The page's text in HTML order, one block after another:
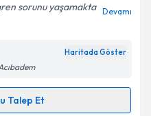
ilişkin
Aydınlatma
verilerimin belirtilen
kabul ediyorum.
sorunu yaşamakta
Devamı
Haritada Göster
Talep Et